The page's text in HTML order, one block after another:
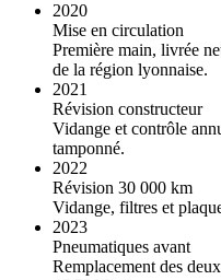
2020
Mise en circulation
Première main, livrée
de la région lyonnaise.
2021
Révision constructeur
Vidange et contrôle
tamponné.
2022
Révision 30 000 km
Vidange, filtres et
2023
Pneumatiques avant
Remplacement des